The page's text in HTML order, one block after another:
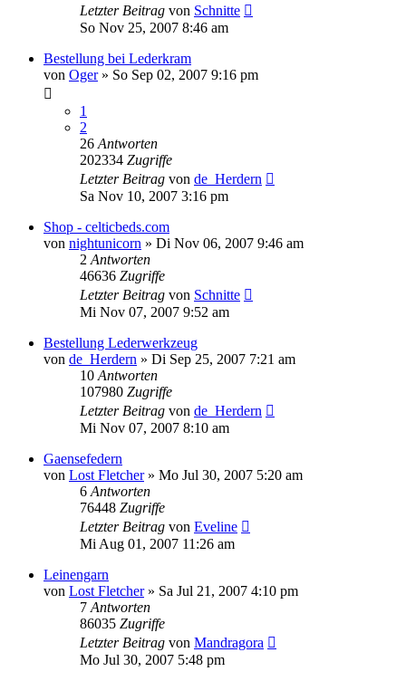
Letzter Beitrag von Schnitte
So Nov 25, 2007 8:46 am
Bestellung bei Lederkram
von Oger» So Sep 02, 2007 9:16 pm
1
2
26 Antworten
202334 Zugriffe
Letzter Beitrag von de_Herdern
Sa Nov 10, 2007 3:16 pm
Shop - celticbeds.com
von nightunicorn » Di Nov 06, 2007 9:46 am
2 Antworten
46636 Zugriffe
Letzter Beitrag von Schnitte
Mi Nov 07, 2007 9:52 am
Bestellung Lederwerkzeug
von de_Herdern » Di Sep 25, 2007 7:21 am
10 Antworten
107980 Zugriffe
Letzter Beitrag von de_Herdern
Mi Nov 07, 2007 8:10 am
Gaensefedern
von Lost Fletcher» Mo Jul 30, 2007 5:20 am
6 Antworten
76448 Zugriffe
Letzter Beitrag von Eveline
Mi Aug 01, 2007 11:26 am
Leinengarn
von Lost Fletcher» Sa Jul 21, 2007 4:10 pm
7 Antworten
86035 Zugriffe
Letzter Beitrag von Mandragora
Mo Jul 30, 2007 5:48 pm